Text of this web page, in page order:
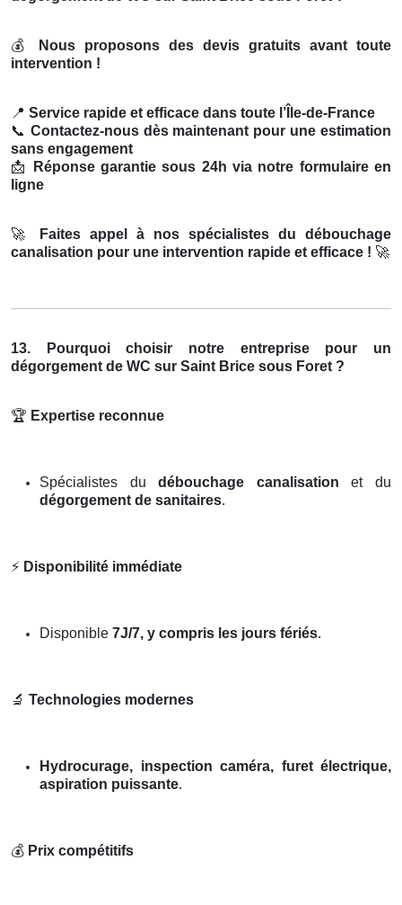
💰
Nous proposons des devis gratuits avant toute
intervention !
📍 Service rapide et efficace dans toute l’Île-de-France
📞 Contactez-nous dès maintenant pour une estimation
sans engagement
📩
Réponse garantie sous 24h via notre formulaire en
ligne
🚀
Faites appel à nos spécialistes du débouchage
canalisation pour une intervention rapide et efficace ! 🚀
13. Pourquoi choisir notre entreprise pour un
dégorgement de WC sur Saint Brice sous Foret ?
🏆 Expertise reconnue
Spécialistes dudébouchage canalisation et du
dégorgement de sanitaires.
⚡ Disponibilité immédiate
Disponible 7J/7, y compris les jours fériés.
🔬 Technologies modernes
Hydrocurage, inspection caméra, furet électrique,
aspiration puissante.
💰 Prix compétitifs